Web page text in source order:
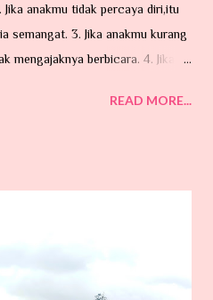
anakmu tidak percaya diri,itu
semangat. 3. Jika anakmu kurang
mengajaknya berbicara. 4. Jika
engkau selalu membelanya. 6.
terhadapnya. 10. Jika anakmu
11. Jika anakmu
READ MORE...